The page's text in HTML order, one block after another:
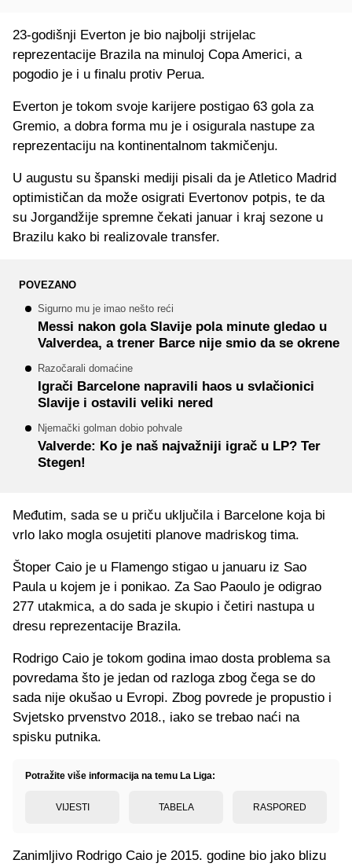
23-godišnji Everton je bio najbolji strijelac
reprezentacije Brazila na minuloj Copa Americi, a
pogodio je i u finalu protiv Perua.
Everton je tokom svoje karijere postigao 63 gola za
Gremio, a dobra forma mu je i osigurala nastupe za
reprezentaciju na kontinentalnom takmičenju.
U augustu su španski mediji pisali da je Atletico Madrid
optimističan da može osigrati Evertonov potpis, te da
su Jorgandžije spremne čekati januar i kraj sezone u
Brazilu kako bi realizovale transfer.
POVEZANO
Sigurno mu je imao nešto reći
Messi nakon gola Slavije pola minute gledao u
Valverdea, a trener Barce nije smio da se okrene
Razočarali domaćine
Igrači Barcelone napravili haos u svlačionici
Slavije i ostavili veliki nered
Njemački golman dobio pohvale
Valverde: Ko je naš najvažniji igrač u LP? Ter
Stegen!
Međutim, sada se u priču uključila i Barcelone koja bi
vrlo lako mogla osujetiti planove madriskog tima.
Štoper Caio je u Flamengo stigao u januaru iz Sao
Paula u kojem je i ponikao. Za Sao Paoulo je odigrao
277 utakmica, a do sada je skupio i četiri nastupa u
dresu reprezentacije Brazila.
Rodrigo Caio je tokom godina imao dosta problema sa
povredama što je jedan od razloga zbog čega se do
sada nije okušao u Evropi. Zbog povrede je propustio i
Svjetsko prvenstvo 2018., iako se trebao naći na
spisku putnika.
Potražite više informacija na temu La Liga:
VIJESTI TABELA RASPORED
Zanimljivo Rodrigo Caio je 2015. godine bio jako blizu